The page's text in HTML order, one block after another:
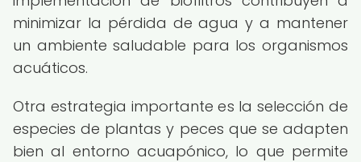
minimizar la pérdida de agua y a mantener
un ambiente saludable para los organismos
acuáticos.
Otra estrategia importante es la selección de
especies de plantas y peces que se adapten
bien al entorno acuapónico, lo que permite